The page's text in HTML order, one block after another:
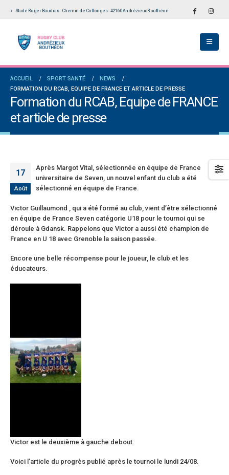
Stade Roger Baudras - Chemin de Collonges - 42160 Andrézieux Bouthéon
ACCUEIL SPORT SANTÉ
NEWS
FORMATION DU RCAB, EQUIPE DE FRANCE ET ARTICLE DE PRESSE
Formation du RCAB, Equipe de FRANCE
et article de presse
17
Août
Après Margot Vital, sélectionnée en équipe de France
universitaire de Seven, un nouvel enfant du club a été
sélectionné en équipe de France.
Victor Guillaumond , qui a été formé au club, vient d’être sélectionné
en équipe de France Seven catégorie U18 pour le tournoi qui se
déroule à Gdansk. Rappelons que Victor a aussi été champion de
France en U 18 avec Grenoble la saison passée.
Encore une belle récompense pour le joueur, le club et les
éducateurs.
Victor est le deuxième à gauche debout.
Voici l’article du progrès publié après le tournoi le lundi 24/08.
en Fédérale 2 et Fédérale B: de
connaissances et un nouveau venu
2026
senior: tout un programme de
pour être prêt le 13 septembre!
2026
Ligue Aura: les +35 des « 5glés » vice-
Bilan des seniors garçons par Philippe
dans Le Progrès
6 mai 2026